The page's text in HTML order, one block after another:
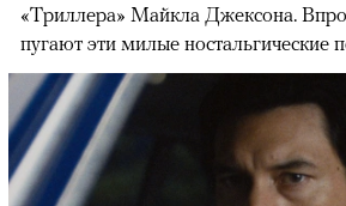
«Триллера» Майкла Джексона.
пугают эти милые ностальгические